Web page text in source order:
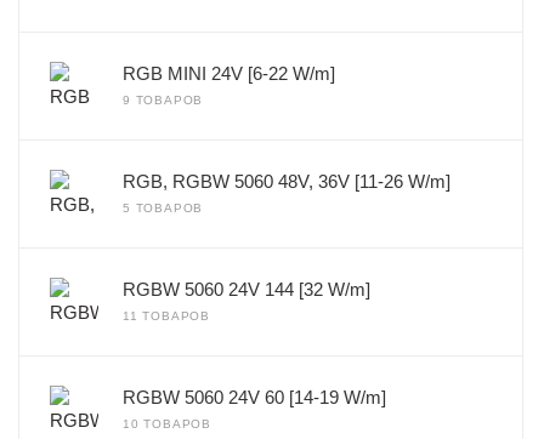
RGB MINI 24V [6-22 W/m]
9 ТОВАРОВ
RGB, RGBW 5060 48V, 36V [11-26 W/m]
5 ТОВАРОВ
RGBW 5060 24V 144 [32 W/m]
11 ТОВАРОВ
RGBW 5060 24V 60 [14-19 W/m]
10 ТОВАРОВ